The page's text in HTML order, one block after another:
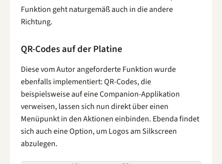
Funktion geht naturgemäß auch in die andere
Richtung.
QR-Codes auf der Platine
Diese vom Autor angeforderte Funktion wurde
ebenfalls implementiert: QR-Codes, die
beispielsweise auf eine Companion-Applikation
verweisen, lassen sich nun direkt über einen
Menüpunkt in den Aktionen einbinden. Ebenda findet
sich auch eine Option, um Logos am Silkscreen
abzulegen.